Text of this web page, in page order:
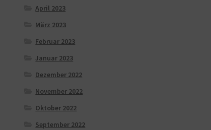
April 2023
März 2023
Februar 2023
Januar 2023
Dezember 2022
November 2022
Oktober 2022
September 2022